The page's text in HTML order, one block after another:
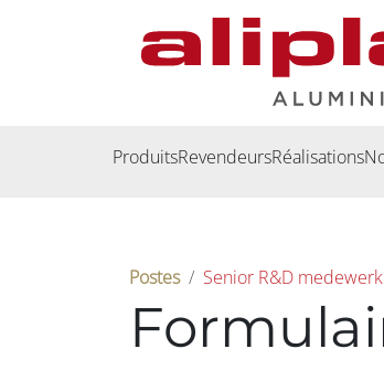
ProduitsRevendeurs​Réalisations
Postes Senior R&D